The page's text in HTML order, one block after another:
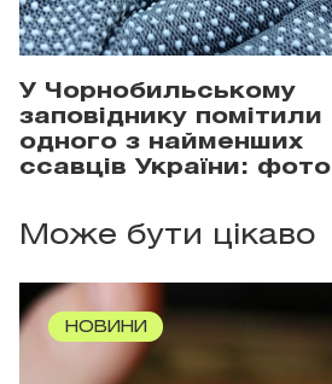
У Чорнобильському
заповіднику помітили
одного з найменших
ссавців України: фото
Може бути цікаво
НОВИНИ